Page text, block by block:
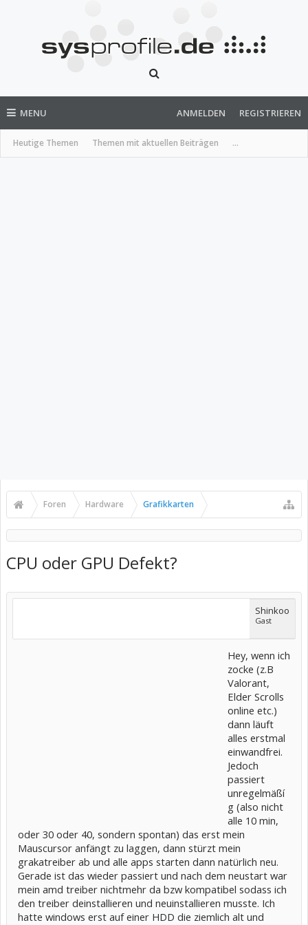
MENU
Heutige Themen Themen mit aktuellen Beiträgen ...
ANMELDEN REGISTRIEREN
Foren Hardware Grafikkarten
CPU oder GPU Defekt?
Shinkoo
Gast
Hey, wenn ich
zocke (z.B
Valorant,
Elder Scrolls
online etc.)
dann läuft
alles erstmal
einwandfrei.
Jedoch
passiert
unregelmäßí
g (also nicht
alle 10 min,
oder 30 oder 40, sondern spontan) das erst mein
Mauscursor anfängt zu laggen, dann stürzt mein
grakatreiber ab und alle apps starten dann natürlich neu.
Gerade ist das wieder passiert und nach dem neustart war
mein amd treiber nichtmehr da bzw kompatibel sodass ich
den treiber deinstallieren und neuinstallieren musste. Ich
hatte windows erst auf einer HDD die ziemlich alt und